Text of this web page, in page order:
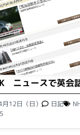
ニュースで英会
12日（日） 日記